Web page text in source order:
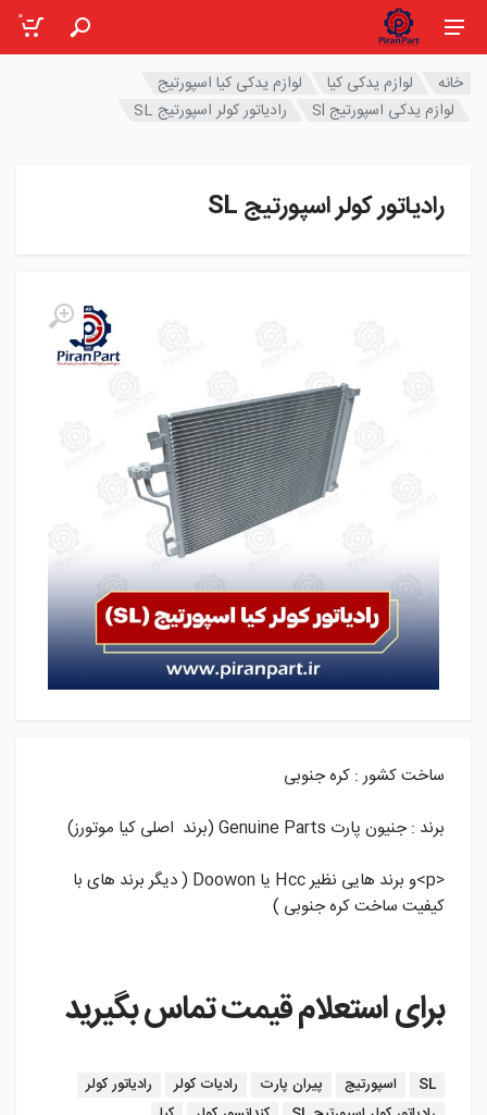
0
خانه لوازم یدکی کیا
لوازم یدکی کیا اسپورتیج
لوازم یدکی اسپورتیج Sl
رادیاتور کولر اسپورتیج SL
رادیاتور کولر اسپورتیج SL
ساخت کشور : کره جنوبی
برند : جنیون پارت Genuine Parts (برند اصلی کیا موتورز)
<p>و برند هایی نظیر Hcc یا Doowon ( دیگر برند های با
کیفیت ساخت کره جنوبی )
برای استعلام قیمت تماس بگیرید
برچسب:
SL اسپورتیج پیران پارت رادیات کولر
رادیاتور کولر